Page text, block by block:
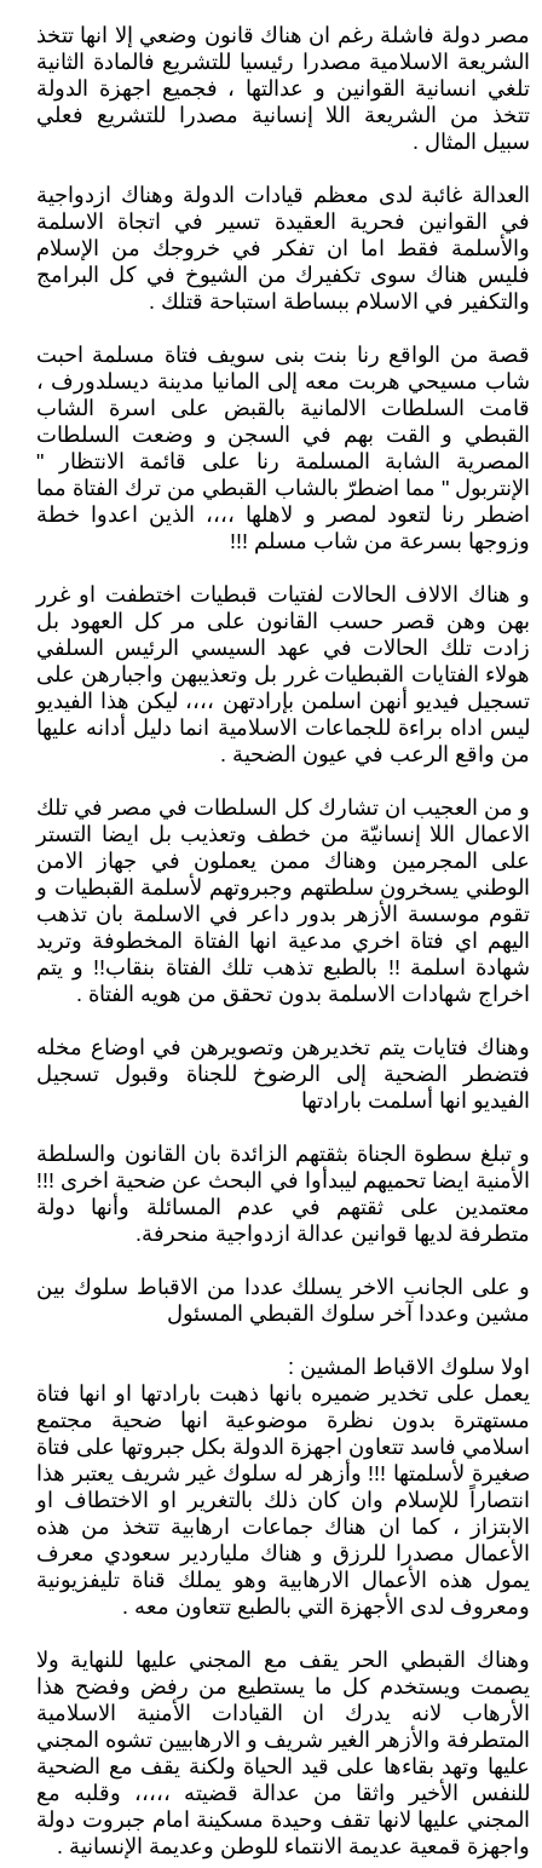
مصر دولة فاشلة رغم ان هناك قانون وضعي إلا انها تتخذ
الشريعة الاسلامية مصدرا رئيسيا للتشريع فالمادة الثانية
تلغي انسانية القوانين و عدالتها ، فجميع اجهزة الدولة
تتخذ من الشريعة اللا إنسانية مصدرا للتشريع فعلي
سبيل المثال .
العدالة غائبة لدى معظم قيادات الدولة وهناك ازدواجية
في القوانين فحرية العقيدة تسير في اتجاة الاسلمة
والأسلمة فقط اما ان تفكر في خروجك من الإسلام
فليس هناك سوى تكفيرك من الشيوخ في كل البرامج
والتكفير في الاسلام ببساطة استباحة قتلك .
قصة من الواقع رنا بنت بنى سويف فتاة مسلمة احبت
شاب مسيحي هربت معه إلى المانيا مدينة ديسلدورف ،
قامت السلطات الالمانية بالقبض على اسرة الشاب
القبطي و القت بهم في السجن و وضعت السلطات
المصرية الشابة المسلمة رنا على قائمة الانتظار "
الإنتربول " مما اضطرّ بالشاب القبطي من ترك الفتاة مما
اضطر رنا لتعود لمصر و لاهلها ،،،، الذين اعدوا خطة
وزوجها بسرعة من شاب مسلم !!!
و هناك الالاف الحالات لفتيات قبطيات اختطفت او غرر
بهن وهن قصر حسب القانون على مر كل العهود بل
زادت تلك الحالات في عهد السيسي الرئيس السلفي
هولاء الفتايات القبطيات غرر بل وتعذيبهن واجبارهن على
تسجيل فيديو أنهن اسلمن بإرادتهن ،،،، ليكن هذا الفيديو
ليس اداه براءة للجماعات الاسلامية انما دليل أدانه عليها
من واقع الرعب في عيون الضحية .
و من العجيب ان تشارك كل السلطات في مصر في تلك
الاعمال اللا إنسانيّة من خطف وتعذيب بل ايضا التستر
على المجرمين وهناك ممن يعملون في جهاز الامن
الوطني يسخرون سلطتهم وجبروتهم لأسلمة القبطيات و
تقوم موسسة الأزهر بدور داعر في الاسلمة بان تذهب
اليهم اي فتاة اخري مدعية انها الفتاة المخطوفة وتريد
شهادة اسلمة !! بالطبع تذهب تلك الفتاة بنقاب!! و يتم
اخراج شهادات الاسلمة بدون تحقق من هويه الفتاة .
وهناك فتايات يتم تخديرهن وتصويرهن في اوضاع مخله
فتضطر الضحية إلى الرضوخ للجناة وقبول تسجيل
الفيديو انها أسلمت بارادتها
و تبلغ سطوة الجناة بثقتهم الزائدة بان القانون والسلطة
الأمنية ايضا تحميهم ليبدأوا في البحث عن ضحية اخرى !!!
معتمدين على ثقتهم في عدم المسائلة وأنها دولة
متطرفة لديها قوانين عدالة ازدواجية منحرفة.
و على الجانب الاخر يسلك عددا من الاقباط سلوك بين
مشين وعددا آخر سلوك القبطي المسئول
اولا سلوك الاقباط المشين :
يعمل على تخدير ضميره بانها ذهبت بارادتها او انها فتاة
مستهترة بدون نظرة موضوعية انها ضحية مجتمع
اسلامي فاسد تتعاون اجهزة الدولة بكل جبروتها على فتاة
صغيرة لأسلمتها !!! وأزهر له سلوك غير شريف يعتبر هذا
انتصاراً للإسلام وان كان ذلك بالتغرير او الاختطاف او
الابتزاز ، كما ان هناك جماعات ارهابية تتخذ من هذه
الأعمال مصدرا للرزق و هناك ملياردير سعودي معرف
يمول هذه الأعمال الارهابية وهو يملك قناة تليفزيونية
ومعروف لدى الأجهزة التي بالطبع تتعاون معه .
وهناك القبطي الحر يقف مع المجني عليها للنهاية ولا
يصمت ويستخدم كل ما يستطيع من رفض وفضح هذا
الأرهاب لانه يدرك ان القيادات الأمنية الاسلامية
المتطرفة والأزهر الغير شريف و الارهابيين تشوه المجني
عليها وتهد بقاءها على قيد الحياة ولكنة يقف مع الضحية
للنفس الأخير واثقا من عدالة قضيته ،،،،، وقلبه مع
المجني عليها لانها تقف وحيدة مسكينة امام جبروت دولة
واجهزة قمعية عديمة الانتماء للوطن وعديمة الإنسانية .